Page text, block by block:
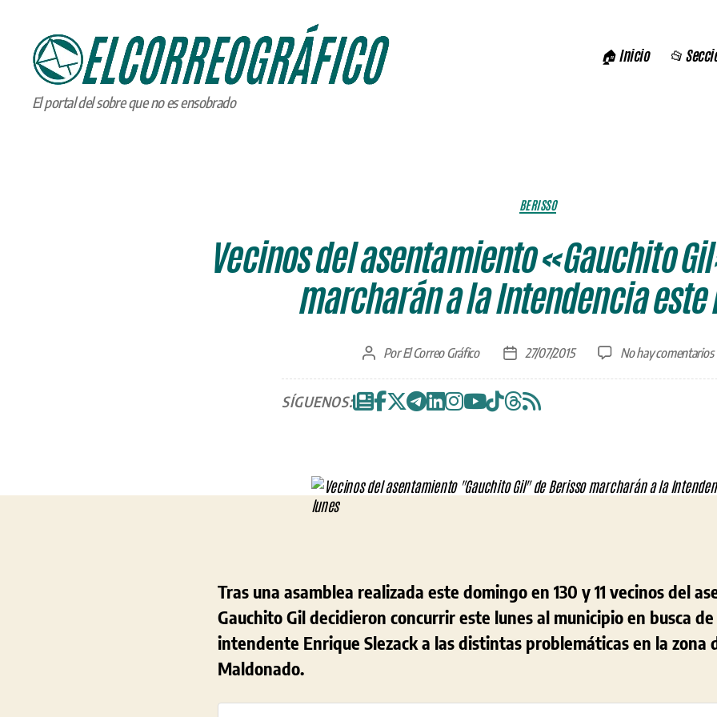
ELCORREOGRÁFICO
El portal del sobre que no es ensobrado
🏠 Inicio 📂
Categorías
BERISSO
Vecinos del asentamiento «Gauchito
marcharán a la Intendencia este
Autor
la
entrada
PorEl Correo Gráfico
Fecha
la
entrada
27/07/2015 No hay comentariosen
SÍGUENOS:
Tras una asamblea realizada este domingo en 130 y 11 vecinos del
Gauchito Gil decidieron concurrir este lunes al municipio en busca
intendente Enrique Slezack a las distintas problemáticas en la zona
Maldonado.